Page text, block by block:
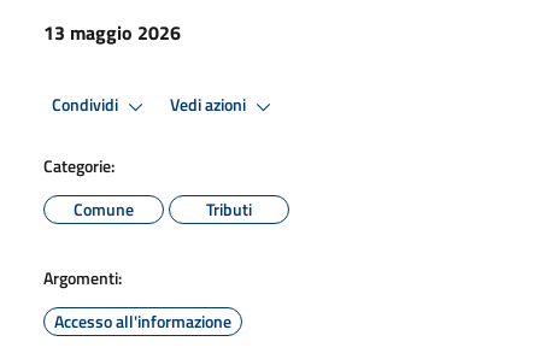
13 maggio 2026
Condividi Vedi azioni
Categorie:
Comune
Tributi
Argomenti:
Accesso all'informazione